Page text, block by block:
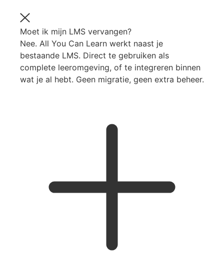
Moet ik mijn LMS vervangen?
Nee. All You Can Learn werkt naast je
bestaande LMS. Direct te gebruiken als
complete leeromgeving, of te integreren binnen
wat je al hebt. Geen migratie, geen extra beheer.